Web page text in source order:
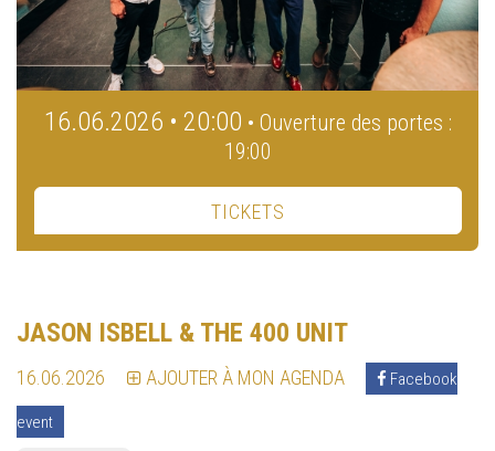
16.06.2026 • 20:00 • Ouverture des portes :
19:00
TICKETS
JASON ISBELL & THE 400 UNIT
16.06.2026 AJOUTER À MON AGENDA Facebook
event